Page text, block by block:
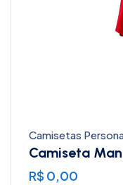
Camisetas
Camiseta
R$ 0,00